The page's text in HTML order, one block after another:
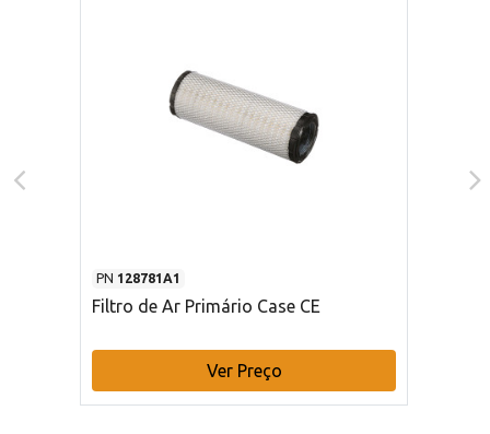
PN 128781A1
Filtro de Ar Primário Case CE
Ver Preço